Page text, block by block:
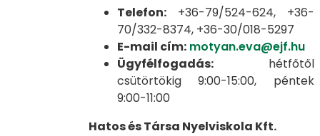
Telefon:+36-79/524-624, +36-
70/332-8374, +36-30/018-5297
E-mail cím: motyan.eva@ejf.hu
Ügyfélfogadás: hétfőtől
csütörtökig 9:00-15:00, péntek
9:00-11:00
Hatos és Társa Nyelviskola Kft.